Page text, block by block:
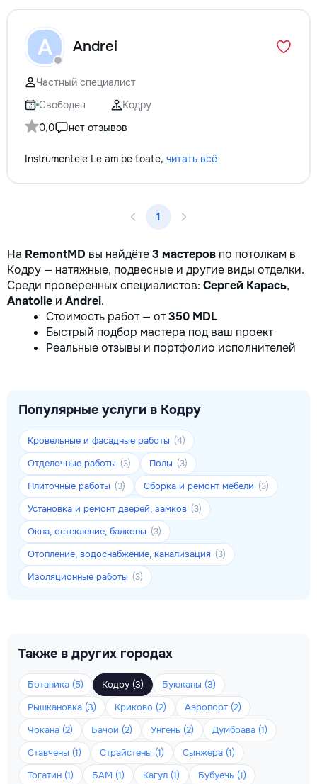
A Andrei
Частный специалист
Свободен
Кодру
0,0
нет отзывов
Instrumentele Le am pe toate, читать всё
1
На RemontMD вы найдёте3 мастеров по потолкам в
Кодру — натяжные, подвесные и другие виды отделки.
Среди проверенных специалистов: Сергей Карась,
Anatolie и Andrei.
Стоимость работ — от350 MDL
Быстрый подбор мастера под ваш проект
Реальные отзывы и портфолио исполнителей
Популярные услуги в Кодру
Кровельные и фасадные работы (4)
Отделочные работы (3) Полы (3)
Плиточные работы (3) Сборка и ремонт мебели (3)
Установка и ремонт дверей, замков (3)
Окна, остекление, балконы (3)
Отопление, водоснабжение, канализация (3)
Изоляционные работы (3)
Также в других городах
Ботаника (5) Кодру (3)
Буюканы (3)
Рышкановка (3)
Криково (2)
Аэропорт (2)
Чокана (2)
Бачой (2) Унгень (2)
Думбрава (1)
Ставчены (1)
Страйстены (1)
Сынжера (1)
Тогатин (1)
БАМ (1) Кагул (1)
Бубуечь (1)